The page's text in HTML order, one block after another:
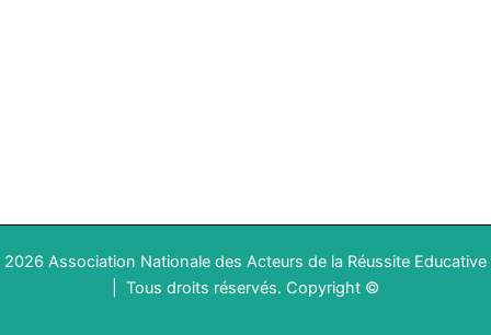
2026 Association Nationale des Acteurs de la Réussite Educative
Tous droits réservés. Copyright ©